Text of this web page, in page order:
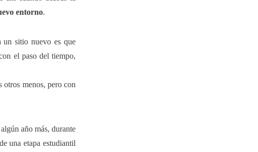
entorno.
un sitio nuevo es que
el paso del tiempo,
otros menos, pero con
año más, durante
una etapa estudiantil